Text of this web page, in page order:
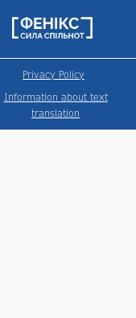
Privacy Policy
Information about text
translation